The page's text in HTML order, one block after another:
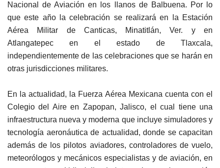
Nacional de Aviación en los llanos de Balbuena. Por lo
que este año la celebración se realizará en la Estación
Aérea Militar de Canticas, Minatitlán, Ver. y en
Atlangatepec en el estado de Tlaxcala,
independientemente de las celebraciones que se harán en
otras jurisdicciones militares.
En la actualidad, la Fuerza Aérea Mexicana cuenta con el
Colegio del Aire en Zapopan, Jalisco, el cual tiene una
infraestructura nueva y moderna que incluye simuladores y
tecnología aeronáutica de actualidad, donde se capacitan
además de los pilotos aviadores, controladores de vuelo,
meteorólogos y mecánicos especialistas y de aviación, en